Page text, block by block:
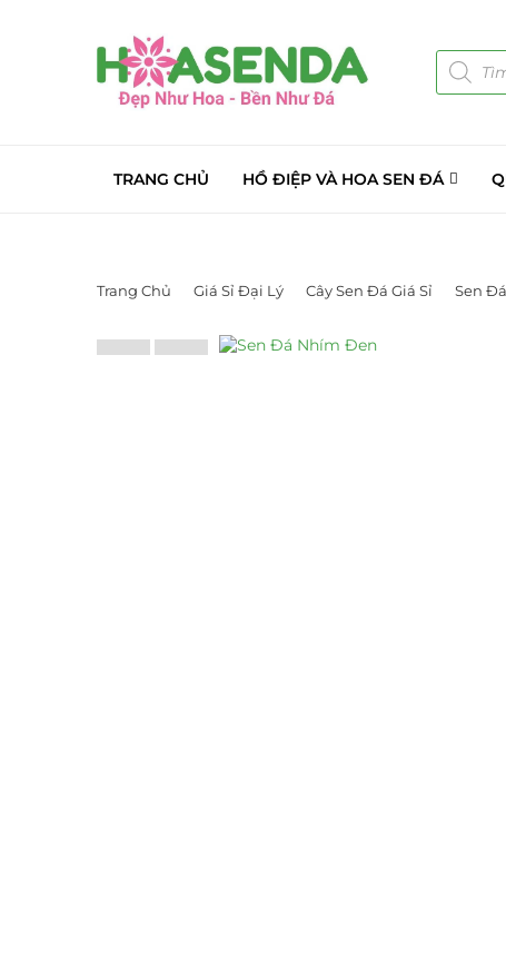
TRANG CHỦ HỒ ĐIỆP VÀ HOA SEN ĐÁ
Trang Chủ Giá Sỉ Đại Lý Cây Sen Đá Giá Sỉ Sen